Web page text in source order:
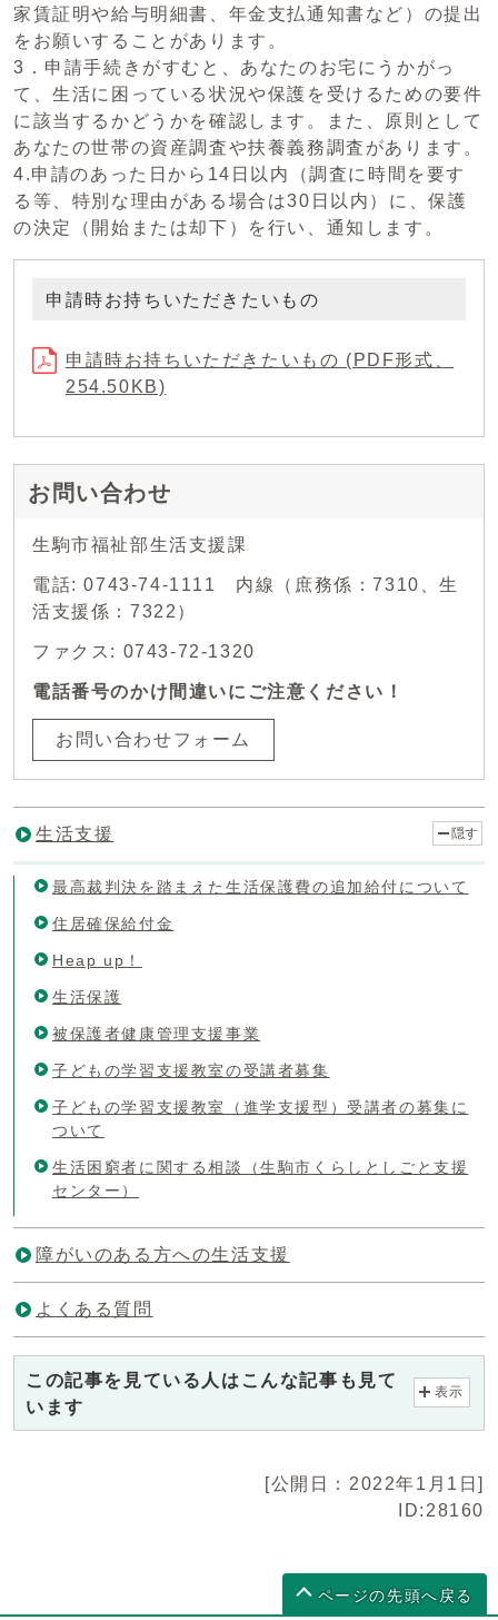
家賃証明や給与明細書、年金支払通知書など）の提出
をお願いすることがあります。
3．申請手続きがすむと、あなたのお宅にうかがっ
て、生活に困っている状況や保護を受けるための要件
に該当するかどうかを確認します。また、原則として
あなたの世帯の資産調査や扶養義務調査があります。
4.申請のあった日から14日以内（調査に時間を要す
る等、特別な理由がある場合は30日以内）に、保護
の決定（開始または却下）を行い、通知します。
申請時お持ちいただきたいもの
申請時お持ちいただきたいもの (PDF形式、
254.50KB)
お問い合わせ
生駒市福祉部生活支援課
電話: 0743-74-1111 内線（庶務係：7310、生
活支援係：7322）
ファクス: 0743-72-1320
電話番号のかけ間違いにご注意ください！
お問い合わせフォーム
生活支援 隠す
最高裁判決を踏まえた生活保護費の追加給付について
住居確保給付金
Heap up！
生活保護
被保護者健康管理支援事業
子どもの学習支援教室の受講者募集
子どもの学習支援教室（進学支援型）受講者の募集に
ついて
生活困窮者に関する相談（生駒市くらしとしごと支援
センター）
障がいのある方への生活支援
よくある質問
この記事を見ている人はこんな記事も見て
います
表示
[公開日：2022年1月1日]
ID:28160
ページの先頭へ戻る